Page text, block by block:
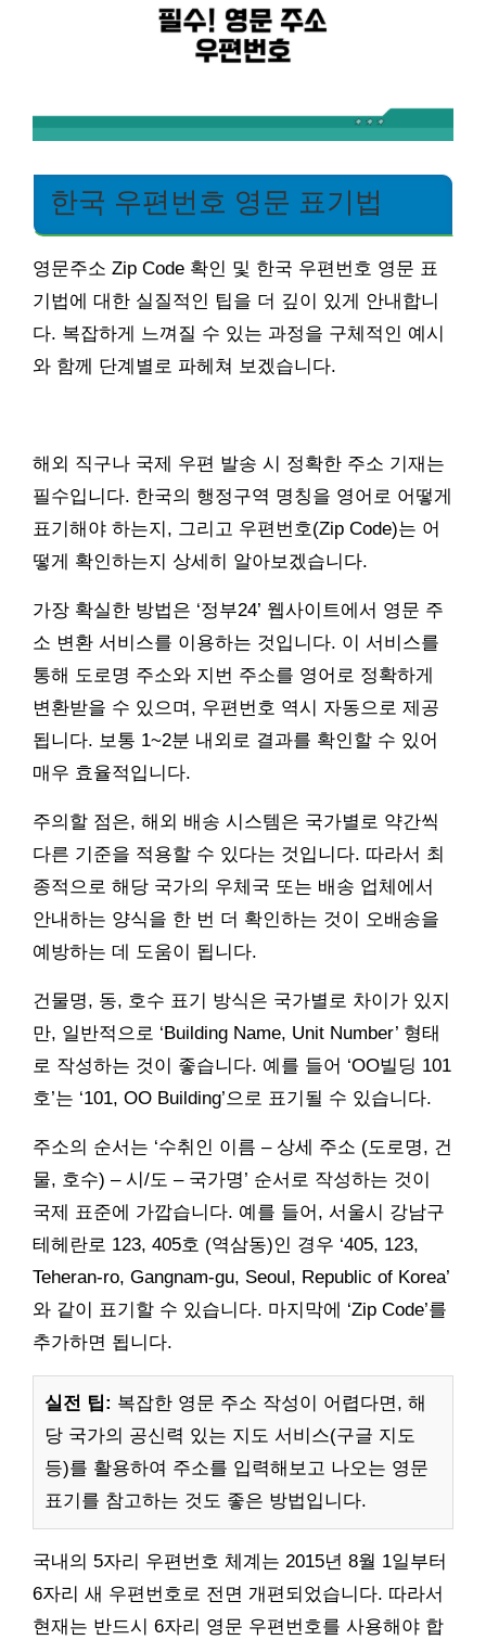
한국 우편번호 영문 표기법
영문주소 Zip Code 확인 및 한국 우편번호 영문 표
기법에 대한 실질적인 팁을 더 깊이 있게 안내합니
다. 복잡하게 느껴질 수 있는 과정을 구체적인 예시
와 함께 단계별로 파헤쳐 보겠습니다.
해외 직구나 국제 우편 발송 시 정확한 주소 기재는
필수입니다. 한국의 행정구역 명칭을 영어로 어떻게
표기해야 하는지, 그리고 우편번호(Zip Code)는 어
떻게 확인하는지 상세히 알아보겠습니다.
가장 확실한 방법은 ‘정부24’ 웹사이트에서 영문 주
소 변환 서비스를 이용하는 것입니다. 이 서비스를
통해 도로명 주소와 지번 주소를 영어로 정확하게
변환받을 수 있으며, 우편번호 역시 자동으로 제공
됩니다. 보통 1~2분 내외로 결과를 확인할 수 있어
매우 효율적입니다.
주의할 점은, 해외 배송 시스템은 국가별로 약간씩
다른 기준을 적용할 수 있다는 것입니다. 따라서 최
종적으로 해당 국가의 우체국 또는 배송 업체에서
안내하는 양식을 한 번 더 확인하는 것이 오배송을
예방하는 데 도움이 됩니다.
건물명, 동, 호수 표기 방식은 국가별로 차이가 있지
만, 일반적으로 ‘Building Name, Unit Number’ 형태
로 작성하는 것이 좋습니다. 예를 들어 ‘OO빌딩 101
호’는 ‘101, OO Building’으로 표기될 수 있습니다.
주소의 순서는 ‘수취인 이름 – 상세 주소 (도로명, 건
물, 호수) – 시/도 – 국가명’ 순서로 작성하는 것이
국제 표준에 가깝습니다. 예를 들어, 서울시 강남구
테헤란로 123, 405호 (역삼동)인 경우 ‘405, 123,
Teheran-ro, Gangnam-gu, Seoul, Republic of Korea’
와 같이 표기할 수 있습니다. 마지막에 ‘Zip Code’를
추가하면 됩니다.
실전 팁: 복잡한 영문 주소 작성이 어렵다면, 해
당 국가의 공신력 있는 지도 서비스(구글 지도
등)를 활용하여 주소를 입력해보고 나오는 영문
표기를 참고하는 것도 좋은 방법입니다.
국내의 5자리 우편번호 체계는 2015년 8월 1일부터
6자리 새 우편번호로 전면 개편되었습니다. 따라서
현재는 반드시 6자리 영문 우편번호를 사용해야 합